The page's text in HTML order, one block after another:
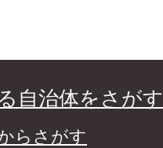
自治体をさがす
らさがす